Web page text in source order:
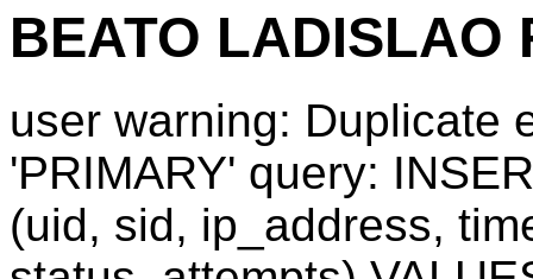
BEATO LADISLAO
user warning: Duplicate
'PRIMARY' query:
(uid, sid, ip_address,